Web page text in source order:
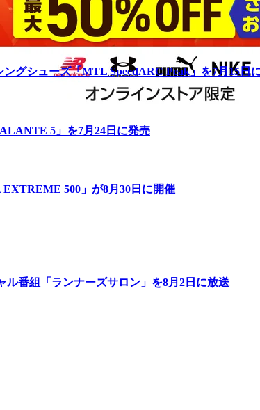
グシューズ「MTL SpeedARC Peak」を7月15日
5」を7月24日に発売
500」が8月30日に開催
番組「ランナーズサロン」を8月2日に放送